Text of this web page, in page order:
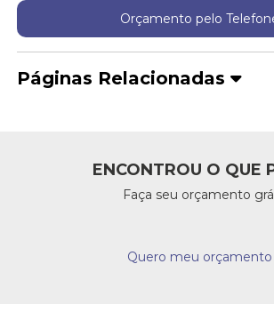
Orçamento pelo
Páginas Relacionadas
ENCONTROU O QUE
Faça seu orçamento
Quero meu orçamento